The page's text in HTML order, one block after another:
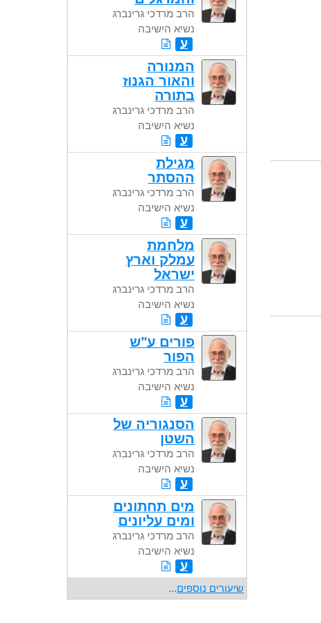
הרב מרדכי גרינברג
נשיא הישיבה
ע
המנורה
והאור הגנוז
בתורה
הרב מרדכי גרינברג
נשיא הישיבה
ע
מגילת
ההסתר
הרב מרדכי גרינברג
נשיא הישיבה
ע
מלחמת
עמלק וארץ
ישראל
הרב מרדכי גרינברג
נשיא הישיבה
ע
פורים ע"ש
הפור
הרב מרדכי גרינברג
נשיא הישיבה
ע
הסנגוריה של
השטן
הרב מרדכי גרינברג
נשיא הישיבה
ע
מים תחתונים
ומים עליונים
הרב מרדכי גרינברג
נשיא הישיבה
ע
שיעורים נוספים...